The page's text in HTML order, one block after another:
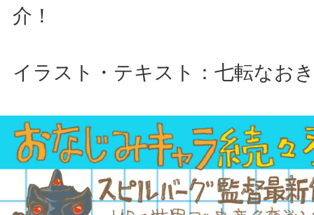
介！
イラスト・テキスト：七転なおき